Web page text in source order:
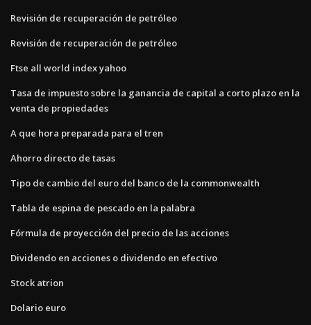
Revisión de recuperación de petróleo
Revisión de recuperación de petróleo
Ftse all world index yahoo
Tasa de impuesto sobre la ganancia de capital a corto plazo en la
venta de propiedades
A que hora preparada para el tren
Ahorro directo de tasas
Tipo de cambio del euro del banco de la commonwealth
Tabla de espina de pescado en la palabra
Fórmula de proyección del precio de las acciones
Dividendo en acciones o dividendo en efectivo
Stock atrion
Dolario euro